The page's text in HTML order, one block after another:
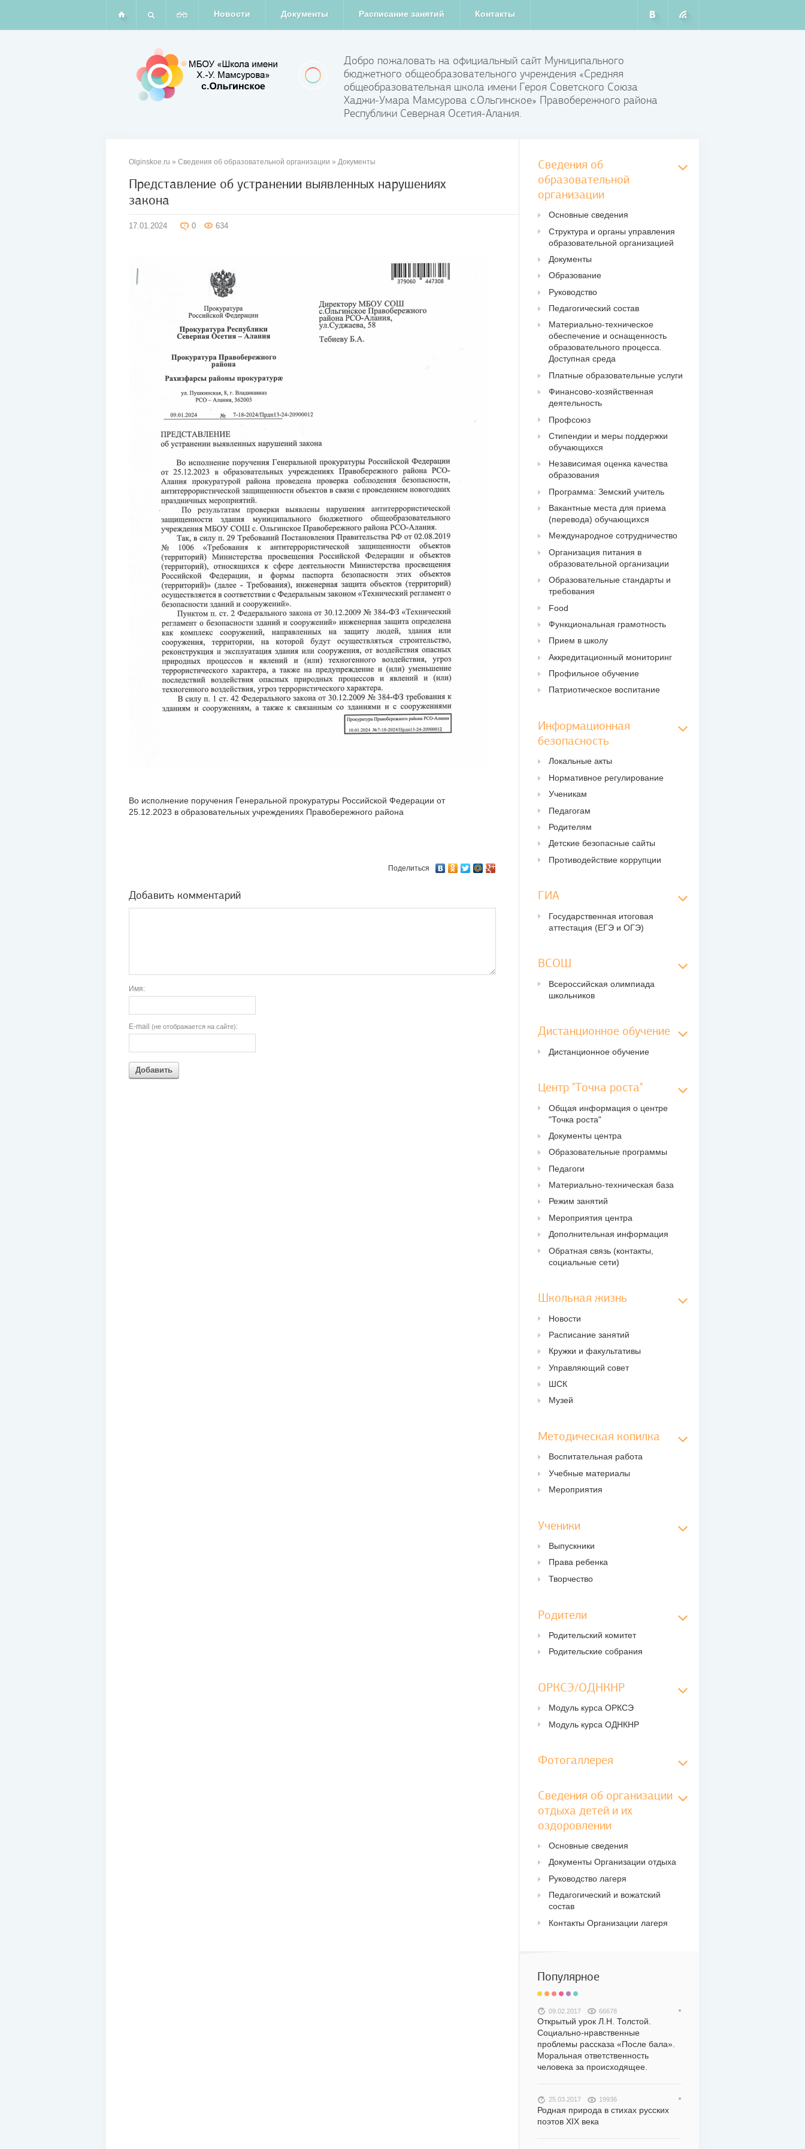
Новости Документы Расписание занятий Контакты
Добро пожаловать на официальный сайт Муниципального
бюджетного общеобразовательного учреждения «Средняя
общеобразовательная школа имени Героя Советского Союза
Хаджи-Умара Мамсурова с.Ольгинское» Правобережного района
Республики Северная Осетия-Алания.
Olginskoe.ru » Сведения об образовательной организации » Документы
Представление об устранении выявленных нарушениях
закона
17.01.2024 0 634
Во исполнение поручения Генеральной прокуратуры Российской Федерации от
25.12.2023 в образовательных учреждениях Правобережного района
Поделиться
Добавить комментарий
Имя:
E-mail (не отображается на сайте):
Добавить
Сведения об
образовательной
организации
Основные сведения
Структура и органы управления
образовательной организацией
Документы
Образование
Руководство
Педагогический состав
Материально-техническое
обеспечение и оснащенность
образовательного процесса.
Доступная среда
Платные образовательные услуги
Финансово-хозяйственная
деятельность
Профсоюз
Стипендии и меры поддержки
обучающихся
Независимая оценка качества
образования
Программа: Земский учитель
Вакантные места для приема
(перевода) обучающихся
Международное сотрудничество
Организация питания в
образовательной организации
Образовательные стандарты и
требования
Food
Функциональная грамотность
Прием в школу
Аккредитационный мониторинг
Профильное обучение
Патриотическое воспитание
Информационная
безопасность
Локальные акты
Нормативное регулирование
Ученикам
Педагогам
Родителям
Детские безопасные сайты
Противодействие коррупции
ГИА
Государственная итоговая
аттестация (ЕГЭ и ОГЭ)
ВСОШ
Всероссийская олимпиада
школьников
Дистанционное обучение
Дистанционное обучение
Центр "Точка роста"
Общая информация о центре
"Точка роста"
Документы центра
Образовательные программы
Педагоги
Материально-техническая база
Режим занятий
Мероприятия центра
Дополнительная информация
Обратная связь (контакты,
социальные сети)
Школьная жизнь
Новости
Расписание занятий
Кружки и факультативы
Управляющий совет
ШСК
Музей
Методическая копилка
Воспитательная работа
Учебные материалы
Мероприятия
Ученики
Выпускники
Права ребенка
Творчество
Родители
Родительский комитет
Родительские собрания
ОРКСЭ/ОДНКНР
Модуль курса ОРКСЭ
Модуль курса ОДНКНР
Фотогаллерея
Сведения об организации
отдыха детей и их
оздоровлении
Основные сведения
Документы Организации отдыха
Руководство лагеря
Педагогический и вожатский
состав
Контакты Организации лагеря
Популярное
09.02.2017 66678
Открытый урок Л.Н. Толстой.
Социально-нравственные
проблемы рассказа «После бала».
Моральная ответственность
человека за происходящее.
25.03.2017 19936
Родная природа в стихах русских
поэтов XIX века